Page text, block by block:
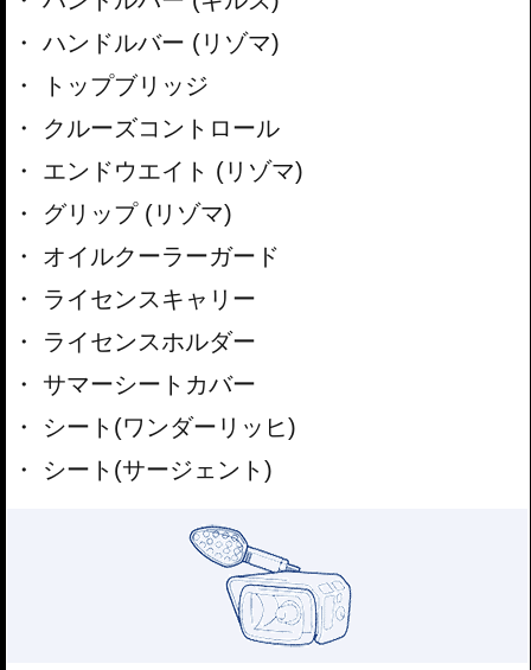
ハンドルバー (リゾマ)
トップブリッジ
クルーズコントロール
エンドウエイト (リゾマ)
グリップ (リゾマ)
オイルクーラーガード
ライセンスキャリー
ライセンスホルダー
サマーシートカバー
シート(ワンダーリッヒ)
シート(サージェント)